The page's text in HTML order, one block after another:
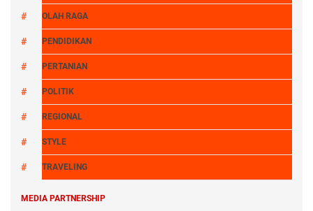
OLAH RAGA
PENDIDIKAN
PERTANIAN
POLITIK
REGIONAL
STYLE
TRAVELING
MEDIA PARTNERSHIP